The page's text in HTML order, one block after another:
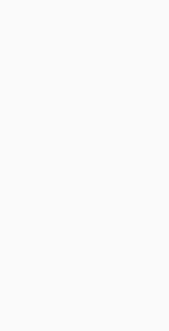
в Перми